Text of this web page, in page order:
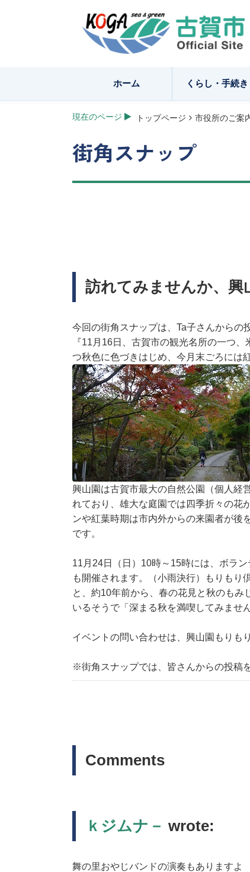
ホーム くらし・手続き
現在のページ トップページ 市役所のご案
街角スナップ
訪れてみませんか、興
今回の街角スナップは、Ta子さんからの
『11月16日、古賀市の観光名所の一つ
つ秋色に色づきはじめ、今月末ごろには
興山園は古賀市最大の自然公園（個人経
れており、雄大な庭園では四季折々の花
ンや紅葉時期は市内外からの来園者が後
です。
11月24日（日）10時～15時には、ボラ
も開催されます。（小雨決行）もりもり
と、約10年前から、春の花見と秋のも
いるそうで「深まる秋を満喫してみませ
イベントの問い合わせは、興山園もりも
※街角スナップでは、皆さんからの投稿
Comments
ｋジムナ－ wrote:
舞の里おやじバンドの演奏もありますよ